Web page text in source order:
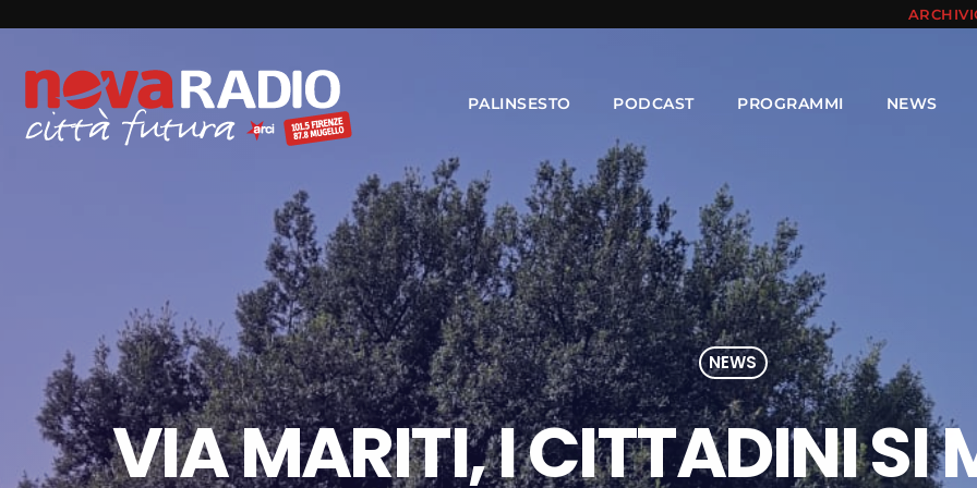
PALINSESTO PODCAST PROGRAMMI NEWS
NEWS
VIA MARITI, I CITTADINI SI